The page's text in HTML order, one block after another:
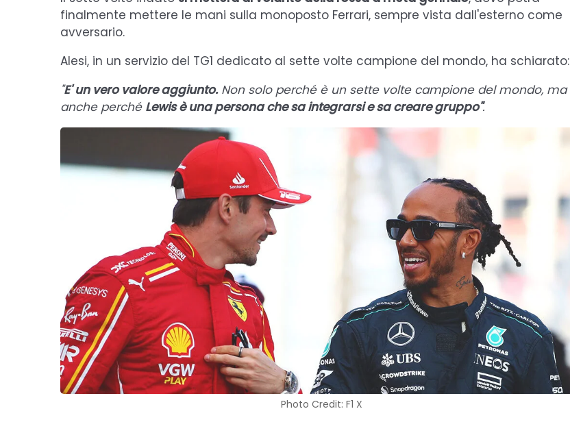
finalmente mettere le mani sulla monoposto Ferrari, sempre vista dall'esterno come
avversario.
Alesi, in un servizio del TG1 dedicato al sette volte campione del mondo, ha schiarato:
"E' un vero valore aggiunto.Non solo perché è un sette volte campione del mondo, ma
anche perché Lewis è una persona che sa integrarsi e sa creare gruppo".
Photo Credit: F1 X